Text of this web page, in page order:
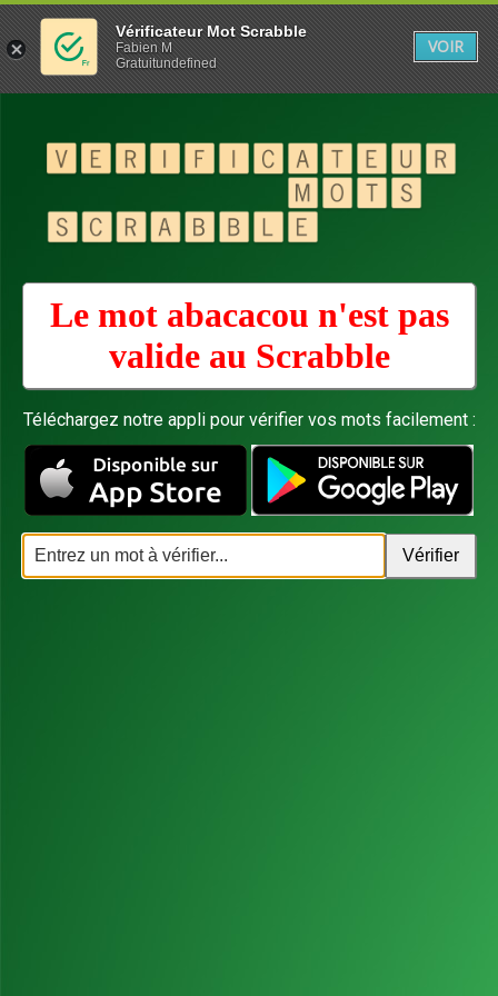
Le mot abacacou n'est pas
valide au Scrabble
Téléchargez notre appli pour vérifier vos mots facilement :
Vérificateur Mot Scrabble
Fabien M
Gratuitundefined
VOIR